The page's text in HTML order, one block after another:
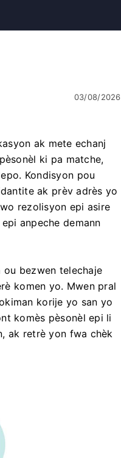
03/08/2026
ak mete echanj
ki pa matche,
Kondisyon pou
ak prèv adrès yo
rezolisyon epi asire
anpeche demann
bezwen telechaje
komen yo. Mwen pral
korije yo san yo
komès pèsonèl epi li
ak retrè yon fwa chèk